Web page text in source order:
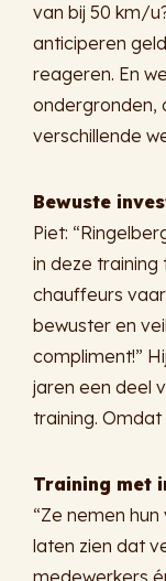
van bij 50 km/
anticiperen
reageren. En
ondergronden,
verschillende
Bewuste
Piet:
in deze training
chauffeurs
bewuster en
compliment!”
jaren een deel
training.
Training met
“Ze nemen
laten zien dat
medewerkers